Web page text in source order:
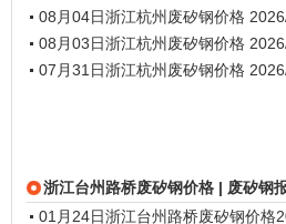
08月04日浙江杭州废矽钢价格
08月03日浙江杭州废矽钢价格
07月31日浙江杭州废矽钢价格
浙江台州路桥废矽钢价格 | 废矽钢
01月24日浙江台州路桥废矽钢价格